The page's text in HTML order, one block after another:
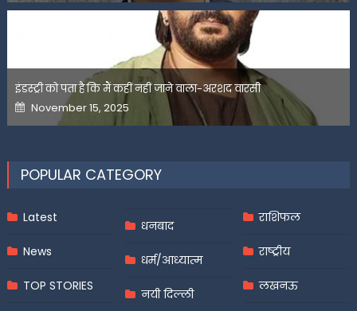
इंडस्ट्री को पता है कि मैं कहीं नहीं जाने वाला-अरशद वारसी
Posted
on
November 15, 2025
POPULAR CATEGORY
Latest
News
TOP STORIES
धनबाद
धर्म/आध्यात्म
नयी दिल्ली
राशिफल
राष्ट्रीय
लखनऊ